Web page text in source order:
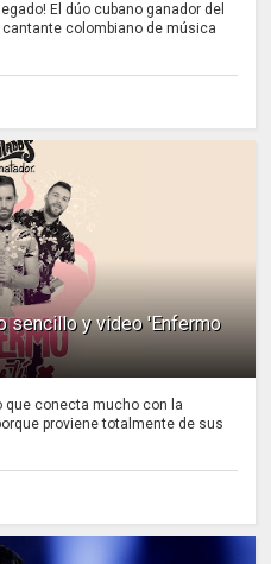
El dúo cubano ganador del
cantante colombiano de música
sencillo y video 'Enfermo
que conecta mucho con la
proviene totalmente de sus